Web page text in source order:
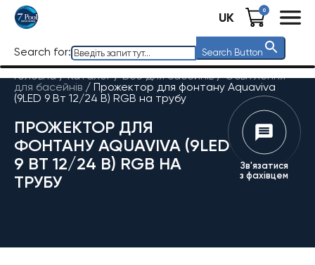
UK 0
Search for: Search Button
Головна / Каталог/Все для басейнів/Освітлення
для басейнів / Прожектор для фонтану Aquaviva
(9LED 9 Вт 12/24 В) RGB на трубу
ПРОЖЕКТОР ДЛЯ
ФОНТАНУ AQUAVIVA (9LED
9 ВТ 12/24 В) RGB НА
ТРУБУ
Зв'язатися
з фахівцем